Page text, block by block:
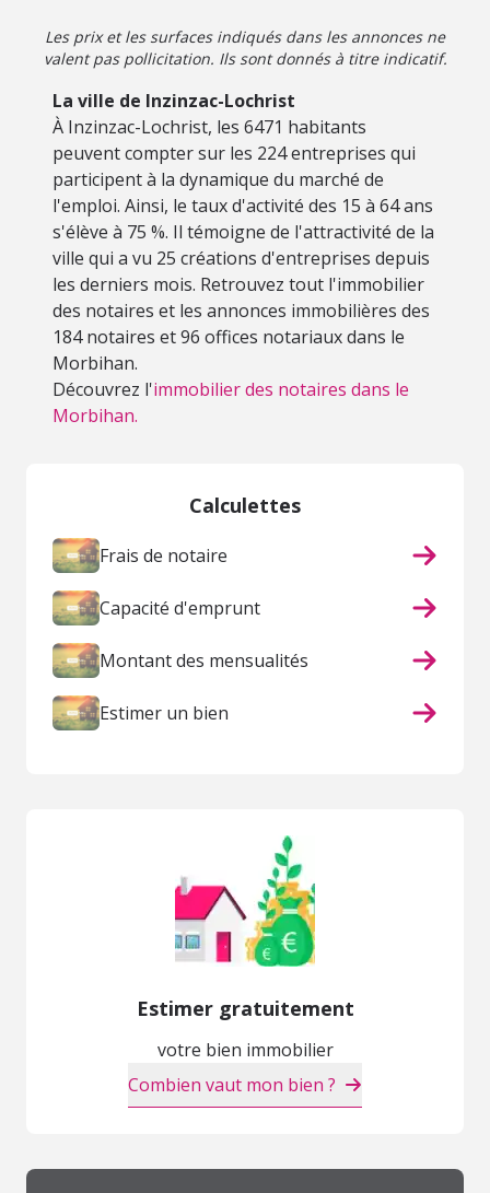
Les prix et les surfaces indiqués dans les annonces ne
valent pas pollicitation. Ils sont donnés à titre indicatif.
La ville de Inzinzac-Lochrist
À Inzinzac-Lochrist, les 6471 habitants
peuvent compter sur les 224 entreprises qui
participent à la dynamique du marché de
l'emploi. Ainsi, le taux d'activité des 15 à 64 ans
s'élève à 75 %. Il témoigne de l'attractivité de la
ville qui a vu 25 créations d'entreprises depuis
les derniers mois. Retrouvez tout l'immobilier
des notaires et les annonces immobilières des
184 notaires et 96 offices notariaux dans le
Morbihan.
Découvrez l'immobilier des notaires dans le
Morbihan.
Calculettes
Frais de notaire
Capacité d'emprunt
Montant des mensualités
Estimer un bien
Estimer gratuitement
votre bien immobilier
Combien vaut mon bien ?